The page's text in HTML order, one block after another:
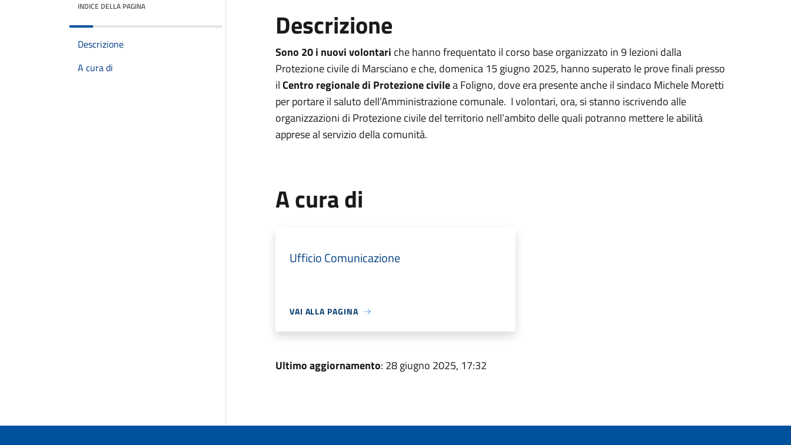
INDICE DELLA PAGINA
Descrizione
A cura di
Descrizione
Sono 20 i nuovi volontari che hanno frequentato il corso base organizzato in 9 lezioni dalla
Protezione civile di Marsciano e che, domenica 15 giugno 2025, hanno superato le prove finali presso
ilCentro regionale di Protezione civilea Foligno, dove era presente anche il sindaco Michele Moretti
per portare il saluto dell’Amministrazione comunale. I volontari, ora, si stanno iscrivendo alle
organizzazioni di Protezione civile del territorio nell’ambito delle quali potranno mettere le abilità
apprese al servizio della comunità.
A cura di
Ufficio Comunicazione
VAI ALLA PAGINA
Ultimo aggiornamento: 28 giugno 2025, 17:32